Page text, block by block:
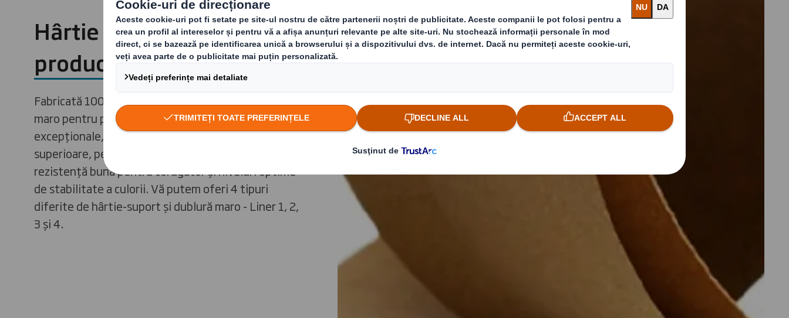
Hârtie maro pentru
producția de ambalaje
Fabricată 100% din fibre reciclate, hârtia noastră
maro pentru producția de ambalaje are atribute
excepționale, cum ar fi proprietăți mecanice
superioare, performanțe ridicate de imprimare,
rezistență bună pentru corugator și niveluri optime
de stabilitate a culorii. Vă putem oferi 4 tipuri
diferite de hârtie-suport și dublură maro - Liner 1, 2,
3 și 4.